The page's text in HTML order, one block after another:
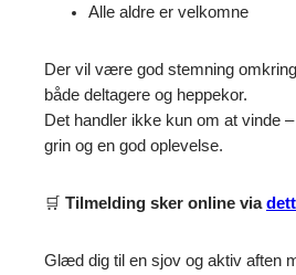
Alle aldre er velkomne
Der vil være god stemning
både deltagere og heppekor.
Det handler ikke kun om at vinde
grin og en god oplevelse.
🛒 Tilmelding sker online via
Glæd dig til en sjov og aktiv aften